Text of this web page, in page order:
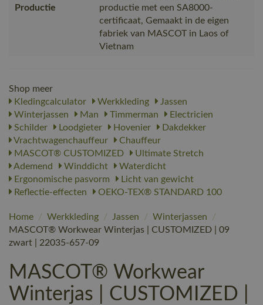
Productie
productie met een SA8000-
certificaat, Gemaakt in de eigen
fabriek van MASCOT in Laos of
Vietnam
Shop meer
Kledingcalculator
Werkkleding
Jassen
Winterjassen
Man Timmerman
Electricien
Schilder
Loodgieter Hovenier
Dakdekker
Vrachtwagenchauffeur
Chauffeur
MASCOT® CUSTOMIZED
Ultimate Stretch
Ademend
Winddicht
Waterdicht
Ergonomische pasvorm
Licht van gewicht
Reflectie-effecten
OEKO-TEX® STANDARD 100
Home / Werkkleding / Jassen / Winterjassen
/
MASCOT® Workwear Winterjas | CUSTOMIZED | 09
zwart | 22035-657-09
MASCOT® Workwear
Winterjas | CUSTOMIZED |